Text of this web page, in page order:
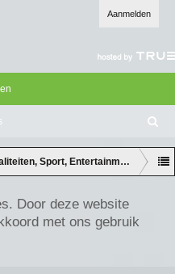
Aanmelden
oe
ke
n
Sport, Entertainment en
Door deze website
met ons gebruik